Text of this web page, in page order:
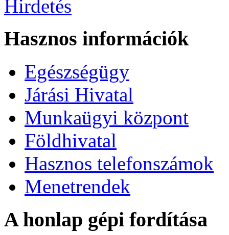
Hasznos információk
Egészségügy
Járási Hivatal
Munkaügyi központ
Földhivatal
Hasznos telefonszámok
Menetrendek
A honlap gépi fordítása